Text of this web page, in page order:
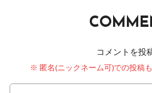
コメントを投
※ 匿名(ニックネーム可)での投稿